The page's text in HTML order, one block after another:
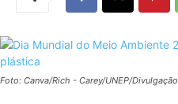
Foto: Canva/Rich - Carey/UNEP/Divulgação